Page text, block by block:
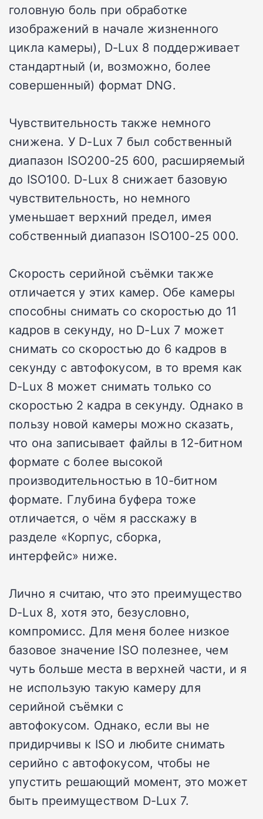
головную боль при обработке
изображений в начале жизненного
цикла камеры), D-Lux 8 поддерживает
стандартный (и, возможно, более
совершенный) формат DNG.
Чувствительность также немного
снижена. У D-Lux 7 был собственный
диапазон ISO200-25 600, расширяемый
до ISO100. D-Lux 8 снижает базовую
чувствительность, но немного
уменьшает верхний предел, имея
собственный диапазон ISO100-25 000.
Скорость серийной съёмки также
отличается у этих камер. Обе камеры
способны снимать со скоростью до 11
кадров в секунду, но D-Lux 7 может
снимать со скоростью до 6 кадров в
секунду с автофокусом, в то время как
D-Lux 8 может снимать только со
скоростью 2 кадра в секунду. Однако в
пользу новой камеры можно сказать,
что она записывает файлы в 12-битном
формате с более высокой
производительностью в 10-битном
формате. Глубина буфера тоже
отличается, о чём я расскажу в
разделе «Корпус, сборка,
интерфейс» ниже.
Лично я считаю, что это преимущество
D-Lux 8, хотя это, безусловно,
компромисс. Для меня более низкое
базовое значение ISO полезнее, чем
чуть больше места в верхней части, и я
не использую такую камеру для
серийной съёмки с
автофокусом. Однако, если вы не
придирчивы к ISO и любите снимать
серийно с автофокусом, чтобы не
упустить решающий момент, это может
быть преимуществом D-Lux 7.